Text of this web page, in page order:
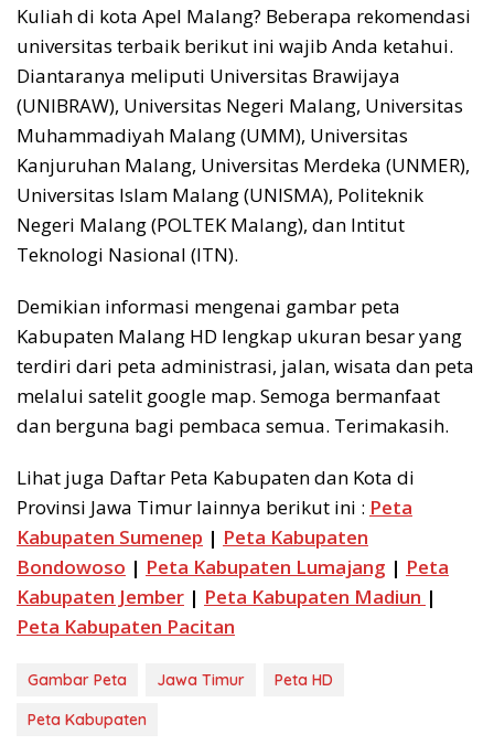
Kuliah di kota Apel Malang? Beberapa rekomendasi
universitas terbaik berikut ini wajib Anda ketahui.
Diantaranya meliputi Universitas Brawijaya
(UNIBRAW), Universitas Negeri Malang, Universitas
Muhammadiyah Malang (UMM), Universitas
Kanjuruhan Malang, Universitas Merdeka (UNMER),
Universitas Islam Malang (UNISMA), Politeknik
Negeri Malang (POLTEK Malang), dan Intitut
Teknologi Nasional (ITN).
Demikian informasi mengenai gambar peta
Kabupaten Malang HD lengkap ukuran besar yang
terdiri dari peta administrasi, jalan, wisata dan peta
melalui satelit google map. Semoga bermanfaat
dan berguna bagi pembaca semua. Terimakasih.
Lihat juga Daftar Peta Kabupaten dan Kota di
Provinsi Jawa Timur lainnya berikut ini : Peta
Kabupaten Sumenep | Peta Kabupaten
Bondowoso | Peta Kabupaten Lumajang | Peta
Kabupaten Jember | Peta Kabupaten Madiun |
Peta Kabupaten Pacitan
Gambar Peta Jawa Timur
Peta HD
Peta Kabupaten